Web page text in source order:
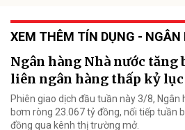
XEM THÊM TÍN DỤNG - NGÂN
Ngân hàng Nhà nước tăng
liên ngân hàng thấp kỷ lục
Phiên giao dịch đầu tuần này 3/8, Ngân
bơm ròng 23.067 tỷ đồng, nối tiếp tuần
đồng qua kênh thị trường mở.